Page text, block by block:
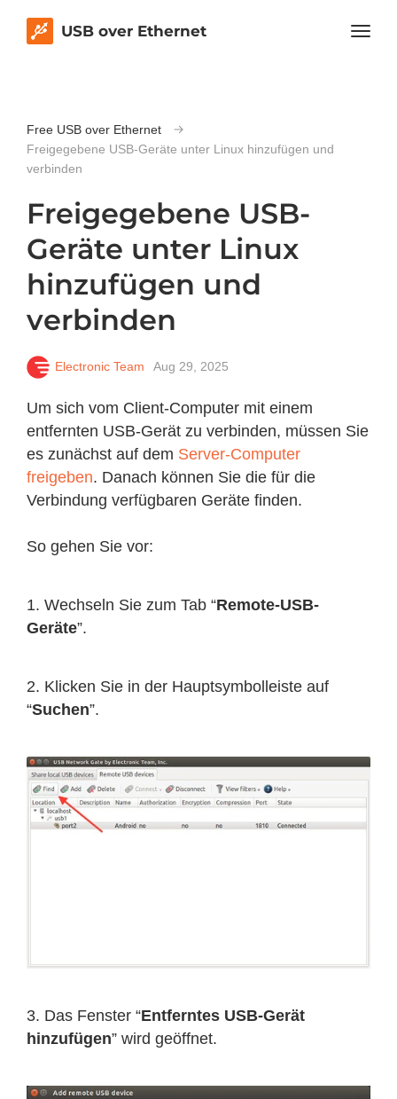
USB over Ethernet
Free USB over Ethernet
Freigegebene USB-Geräte unter Linux hinzufügen und
verbinden
Freigegebene USB-
Geräte unter Linux
hinzufügen und
verbinden
Electronic Team Aug 29, 2025
Um sich vom Client-Computer mit einem
entfernten USB-Gerät zu verbinden, müssen Sie
es zunächst auf dem Server-Computer
freigeben. Danach können Sie die für die
Verbindung verfügbaren Geräte finden.
So gehen Sie vor:
1. Wechseln Sie zum Tab “Remote-USB-
Geräte”.
2. Klicken Sie in der Hauptsymbolleiste auf
“Suchen”.
3. Das Fenster “Entferntes USB-Gerät
hinzufügen” wird geöffnet.